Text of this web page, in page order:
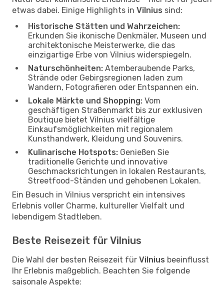
etwas dabei. Einige Highlights in Vilnius sind:
Historische Stätten und Wahrzeichen:
Erkunden Sie ikonische Denkmäler, Museen und
architektonische Meisterwerke, die das
einzigartige Erbe von Vilnius widerspiegeln.
Naturschönheiten: Atemberaubende Parks,
Strände oder Gebirgsregionen laden zum
Wandern, Fotografieren oder Entspannen ein.
Lokale Märkte und Shopping: Vom
geschäftigen Straßenmarkt bis zur exklusiven
Boutique bietet Vilnius vielfältige
Einkaufsmöglichkeiten mit regionalem
Kunsthandwerk, Kleidung und Souvenirs.
Kulinarische Hotspots: Genießen Sie
traditionelle Gerichte und innovative
Geschmacksrichtungen in lokalen Restaurants,
Streetfood-Ständen und gehobenen Lokalen.
Ein Besuch in Vilnius verspricht ein intensives
Erlebnis voller Charme, kultureller Vielfalt und
lebendigem Stadtleben.
Beste Reisezeit für Vilnius
Die Wahl der besten Reisezeit für Vilnius beeinflusst
Ihr Erlebnis maßgeblich. Beachten Sie folgende
saisonale Aspekte: